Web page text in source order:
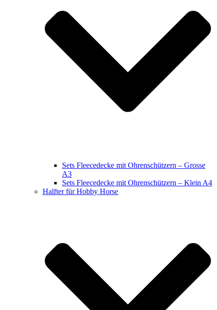
Sets Fleecedecke mit Ohrenschützern – Grosse
A3
Sets Fleecedecke mit Ohrenschützern – Klein A4
Halfter für Hobby Horse